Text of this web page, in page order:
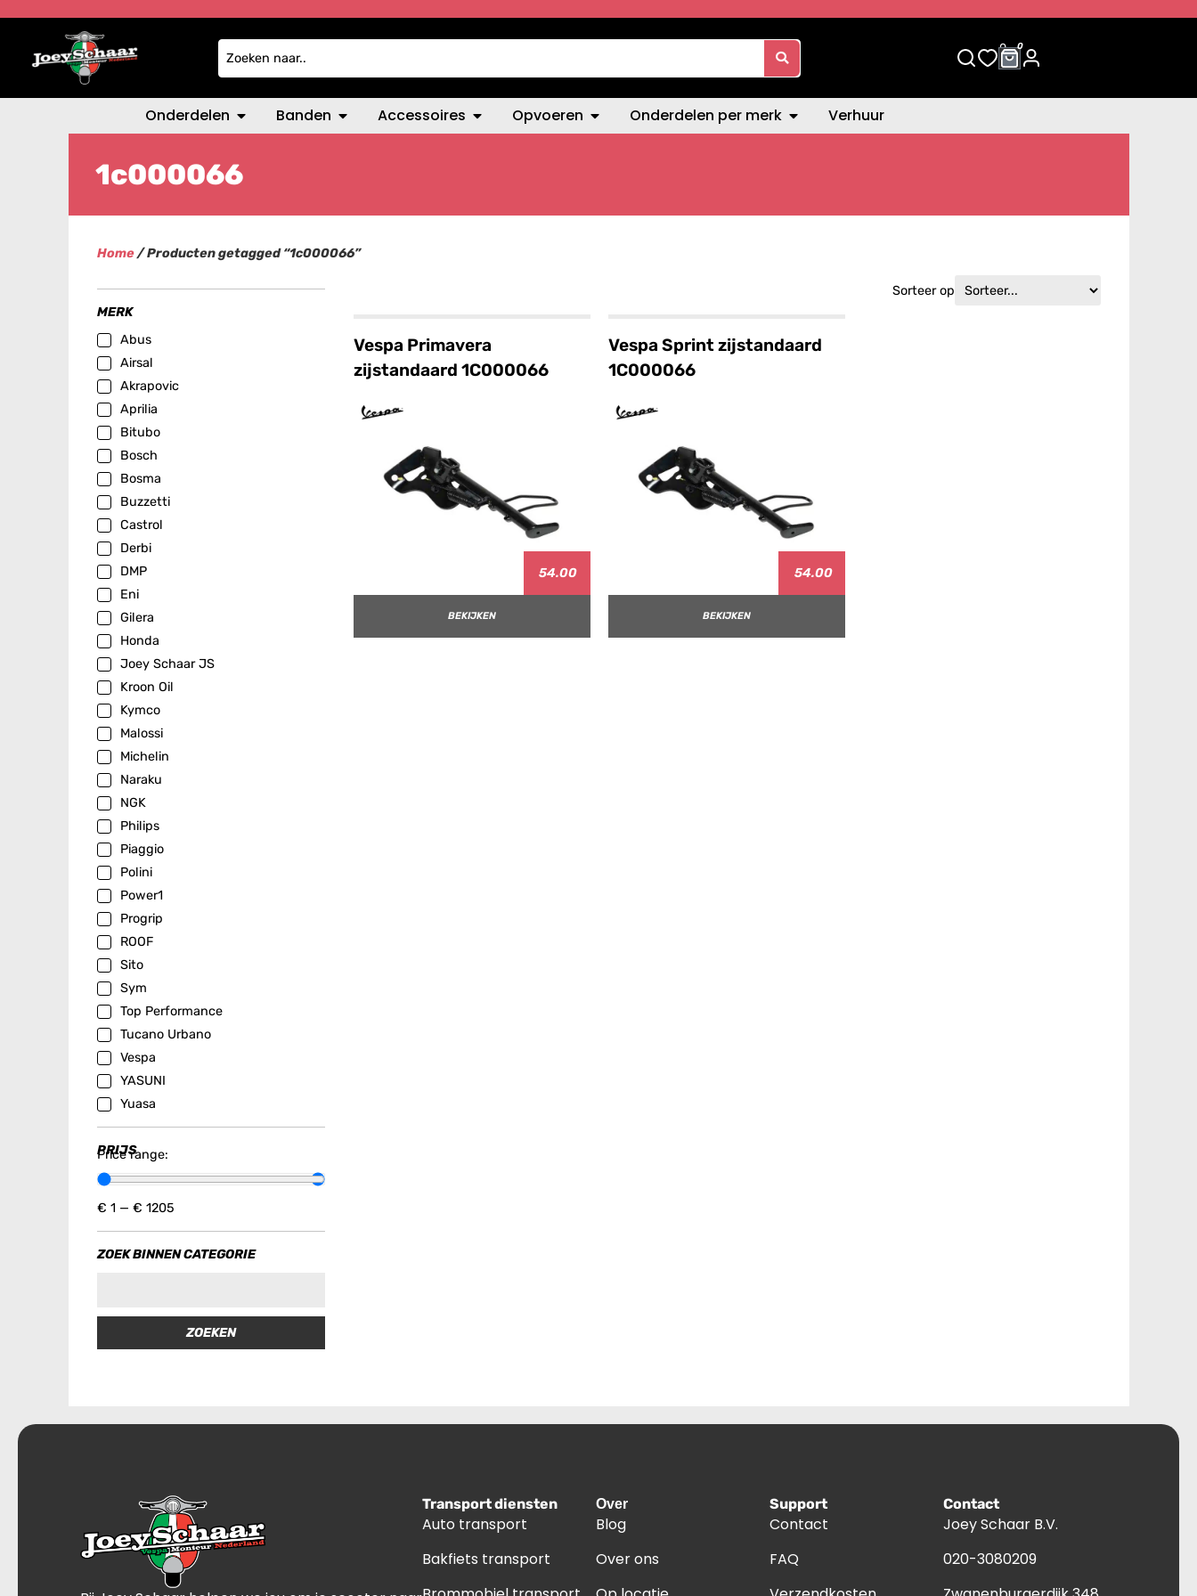
0 0
Onderdelen Banden Accessoires Opvoeren Onderdelen per merk Verhuur
1c000066
Home/ Producten getagged “1c000066”
MERK
Abus
Airsal
Akrapovic
Aprilia
Bitubo
Bosch
Bosma
Buzzetti
Castrol
Derbi
DMP
Eni
Gilera
Honda
Joey Schaar JS
Kroon Oil
Kymco
Malossi
Michelin
Naraku
NGK
Philips
Piaggio
Polini
Power1
Progrip
ROOF
Sito
Sym
Top Performance
Tucano Urbano
Vespa
YASUNI
Yuasa
PRIJS
Price range:
€ 1 — € 1205
ZOEK BINNEN CATEGORIE
ZOEKEN
Sorteer op
Vespa Primavera
zijstandaard 1C000066
54.00
BEKIJKEN
Vespa Sprint zijstandaard
1C000066
54.00
BEKIJKEN
Transport diensten
Auto transport
Bakfiets transport
Over
Blog
Over ons
Support
Contact
FAQ
Contact
Joey Schaar B.V.
020-3080209